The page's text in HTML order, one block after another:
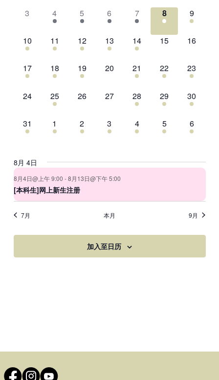
和
动,
动,
动,
动,
动,
动,
动,
0
动,
3
3
活
动,
4
3
活
动,
5
4
活
动,
6
2
活
动,
7
1
活
动,
8
1
活
动,
9
1
活
动,
10
3
活
动,
11
1
活
动,
12
1
活
动,
13
2
活
动,
14
0
动,
15
0
动,
16
2
活
动,
17
2
活
动,
18
1
活
动,
19
0
动,
20
4
活
动,
21
1
活
动,
22
1
活
动,
23
0
动,
24
1
活
动,
25
0
动,
26
0
动,
27
1
活
动,
28
1
活
动,
29
1
活
动,
30
1
活
31
2
活
1
1
活
2
2
活
3
1
活
4
1
活
5
1
活
6
8月 4日
8月4日@上午 9:00 -8月13日@下午 5:00
[本科生]网上新生注册
7月 本月 9月
加入至日历